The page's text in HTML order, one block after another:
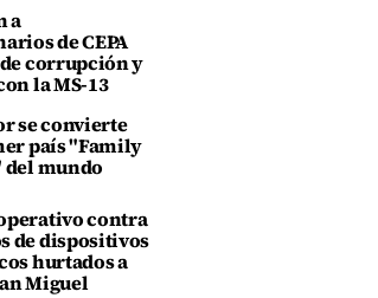
a
de CEPA
corrupción y
la MS-13
se convierte
país "Family
mundo
contra
de dispositivos
hurtados a
Miguel